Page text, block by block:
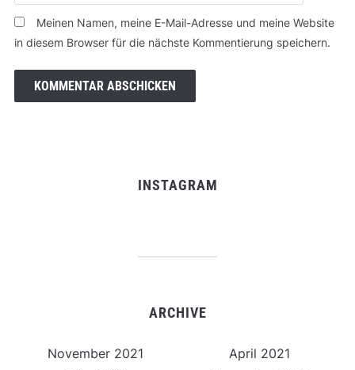
Meinen Namen, meine E-Mail-Adresse und meine Website
in diesem Browser für die nächste Kommentierung speichern.
INSTAGRAM
ARCHIVE
November 2021
April 2021